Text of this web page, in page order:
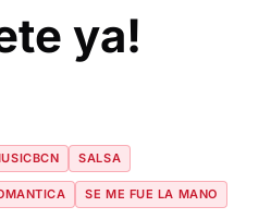
ya!
SALSA
SE ME FUE LA MANO